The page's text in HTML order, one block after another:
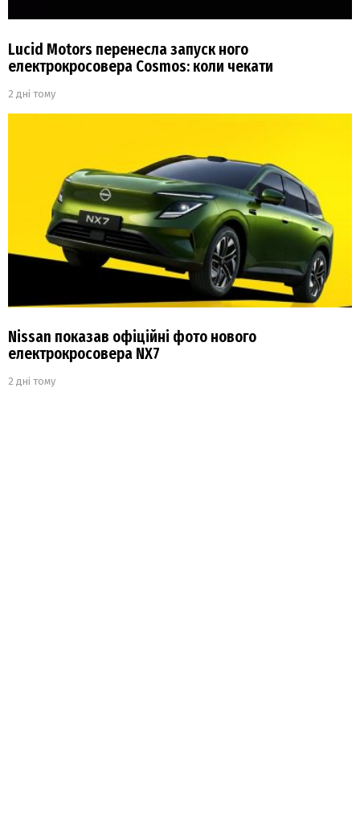
Lucid Motors перенесла запуск ного
електрокросовера Cosmos: коли чекати
2 дні тому
Nissan показав офіційні фото нового
електрокросовера NX7
2 дні тому